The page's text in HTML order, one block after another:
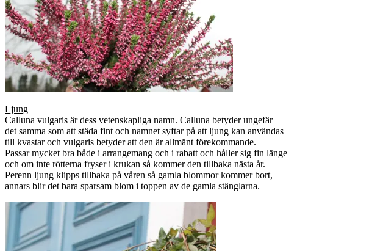
Ljung
Calluna vulgaris är dess vetenskapliga namn. Calluna betyder ungefär
det samma som att städa fint och namnet syftar på att ljung kan användas
till kvastar och vulgaris betyder att den är allmänt förekommande.
Passar mycket bra både i arrangemang och i rabatt och håller sig fin länge
och om inte rötterna fryser i krukan så kommer den tillbaka nästa år.
Perenn ljung klipps tillbaka på våren så gamla blommor kommer bort,
annars blir det bara sparsam blom i toppen av de gamla stänglarna.